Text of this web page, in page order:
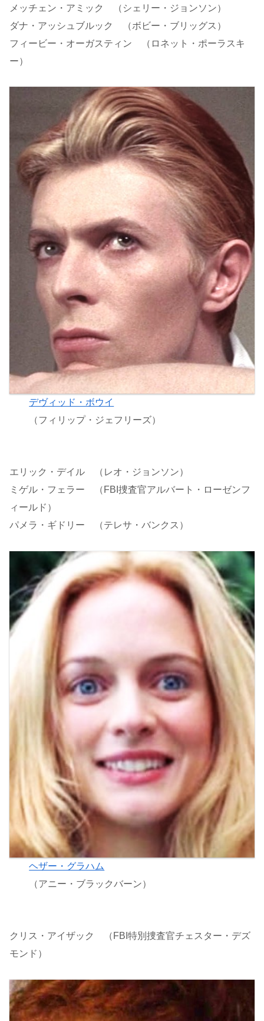
メッチェン・アミック （シェリー・ジョンソン）
ダナ・アッシュブルック （ボビー・ブリッグス）
フィービー・オーガスティン （ロネット・ポーラスキ
ー）
デヴィッド・ボウイ
（フィリップ・ジェフリーズ）
エリック・デイル （レオ・ジョンソン）
ミゲル・フェラー （FBI捜査官アルバート・ローゼンフ
ィールド）
パメラ・ギドリー （テレサ・バンクス）
ヘザー・グラハム
（アニー・ブラックバーン）
クリス・アイザック （FBI特別捜査官チェスター・デズ
モンド）